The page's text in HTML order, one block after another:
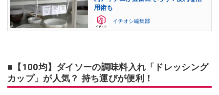
用術も
イチオシ編集部
■【100均】ダイソーの調味料入れ「ドレッシング
カップ」が人気？ 持ち運びが便利！